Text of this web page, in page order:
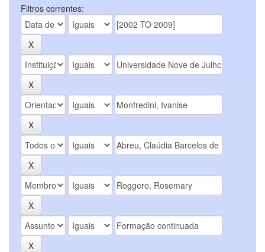
Filtros correntes: